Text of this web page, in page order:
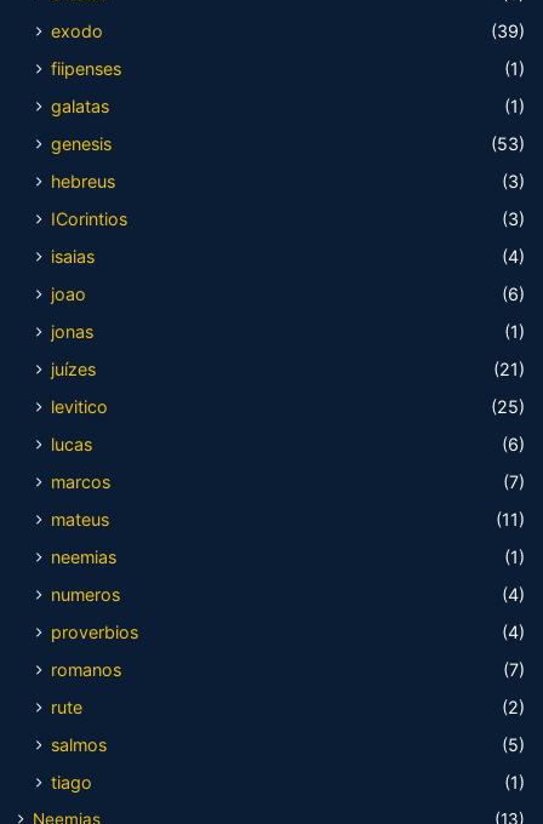
exodo
(39)
fiipenses
(1)
galatas
(1)
genesis
(53)
hebreus
(3)
ICorintios
(3)
isaias
(4)
joao
(6)
jonas
(1)
juízes
(21)
levitico
(25)
lucas
(6)
marcos
(7)
mateus
(11)
neemias
(1)
numeros
(4)
proverbios
(4)
romanos
(7)
rute
(2)
salmos
(5)
tiago
(1)
Neemias
(13)